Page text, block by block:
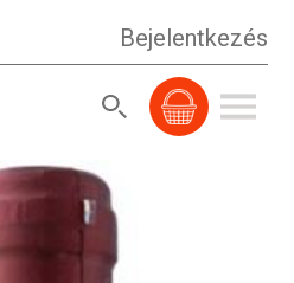
Bejelentkezés